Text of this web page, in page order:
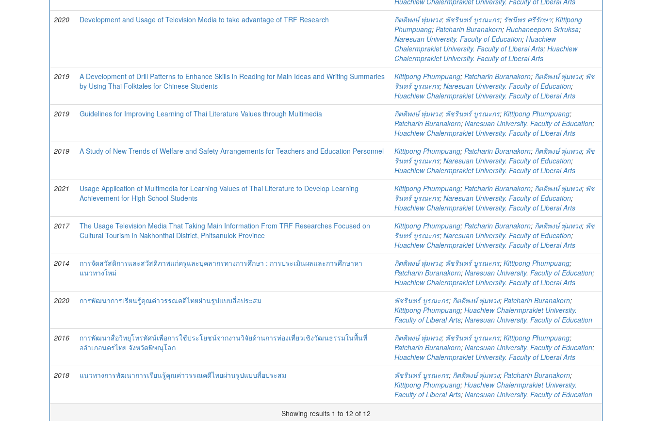
2020
Development and Usage of Television Media to take advantage of TRF Research กิตติพงษ์ พุ่มพวง; พัชรินทร์ บูรณะกร; รัชนีพร ศรีรักษา; Kittipong
Phumpuang; Patcharin Buranakorn; Ruchaneeporn Sriruksa;
Naresuan University. Faculty of Education; Huachiew
Chalermprakiet University. Faculty of Liberal Arts; Huachiew
Chalermprakiet University. Faculty of Liberal Arts
2019
A Development of Drill Patterns to Enhance Skills in Reading for Main Ideas and Writing Summaries
by Using Thai Folktales for Chinese Students
Kittipong Phumpuang; Patcharin Buranakorn; กิตติพงษ์ พุ่มพวง; พัช
รินทร์ บูรณะกร; Naresuan University. Faculty of Education;
Huachiew Chalermprakiet University. Faculty of Liberal Arts
2019
Guidelines for Improving Learning of Thai Literature Values through Multimedia กิตติพงษ์ พุ่มพวง; พัชรินทร์ บูรณะกร; Kittipong Phumpuang;
Patcharin Buranakorn; Naresuan University. Faculty of Education;
Huachiew Chalermprakiet University. Faculty of Liberal Arts
2019
A Study of New Trends of Welfare and Safety Arrangements for Teachers and Education Personnel Kittipong Phumpuang; Patcharin Buranakorn; กิตติพงษ์ พุ่มพวง; พัช
รินทร์ บูรณะกร; Naresuan University. Faculty of Education;
Huachiew Chalermprakiet University. Faculty of Liberal Arts
2021
Usage Application of Multimedia for Learning Values of Thai Literature to Develop Learning
Achievement for High School Students
Kittipong Phumpuang; Patcharin Buranakorn; กิตติพงษ์ พุ่มพวง; พัช
รินทร์ บูรณะกร; Naresuan University. Faculty of Education;
Huachiew Chalermprakiet University. Faculty of Liberal Arts
2017
The Usage Television Media That Taking Main Information From TRF Researches Focused on
Cultural Tourism in Nakhonthai District, Phitsanulok Province
Kittipong Phumpuang; Patcharin Buranakorn; กิตติพงษ์ พุ่มพวง; พัช
รินทร์ บูรณะกร; Naresuan University. Faculty of Education;
Huachiew Chalermprakiet University. Faculty of Liberal Arts
2014
การจัดสวัสดิการและสวัสดิภาพแก่ครูและบุคลากรทางการศึกษา : การประเมินผลและการศึกษาหา
แนวทางใหม่
กิตติพงษ์ พุ่มพวง; พัชรินทร์ บูรณะกร; Kittipong Phumpuang;
Patcharin Buranakorn; Naresuan University. Faculty of Education;
Huachiew Chalermprakiet University. Faculty of Liberal Arts
2020
การพัฒนาการเรียนรู้คุณค่าวรรณคดีไทยผ่านรูปแบบสื่อประสม พัชรินทร์ บูรณะกร; กิตติพงษ์ พุ่มพวง; Patcharin Buranakorn;
Kittipong Phumpuang; Huachiew Chalermprakiet University.
Faculty of Liberal Arts; Naresuan University. Faculty of Education
2016
การพัฒนาสื่อวิทยุโทรทัศน์เพื่อการใช้ประโยชน์จากงานวิจัยด้านการท่องเที่ยวเชิงวัฒนธรรมในพื้นที่
ออำเภอนครไทย จังหวัดพิษณุโลก
กิตติพงษ์ พุ่มพวง; พัชรินทร์ บูรณะกร; Kittipong Phumpuang;
Patcharin Buranakorn; Naresuan University. Faculty of Education;
Huachiew Chalermprakiet University. Faculty of Liberal Arts
2018
แนวทางการพัฒนาการเรียนรู้คุณค่าวรรณคดีไทยผ่านรูปแบบสื่อประสม พัชรินทร์ บูรณะกร; กิตติพงษ์ พุ่มพวง; Patcharin Buranakorn;
Kittipong Phumpuang; Huachiew Chalermprakiet University.
Faculty of Liberal Arts; Naresuan University. Faculty of Education
Showing results 1 to 12 of 12